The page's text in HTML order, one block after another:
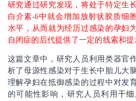
研究通过研究发现，将处于特定生
白介素-6中就会增加放射状胶质细
水平，从而就为经历过感染的孕妇
自闭症的后代提供了一定的线索和提
这篇文章中，研究人员利用类器官
析了母源性感染对于生长中胎儿大
理解孕妇在抵御感染的过程中对发
的可能性影响，研究人员利用 干